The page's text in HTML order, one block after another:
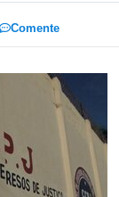
Comente